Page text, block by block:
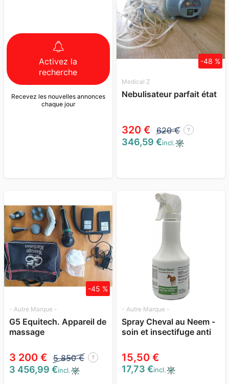
Activez la
recherche
Recevez les nouvelles annonces
chaque jour
Medical Z
Nebulisateur parfait état
320 € 620 € ?
-48 %
346,59 €incl.
- Autre Marque -
G5 Equitech. Appareil de
massage
3 200 € 5 850 € ?
-45 %
3 456,99 €incl.
- Autre Marque -
Spray Cheval au Neem -
soin et insectifuge anti
15,50 €
17,73 €incl.